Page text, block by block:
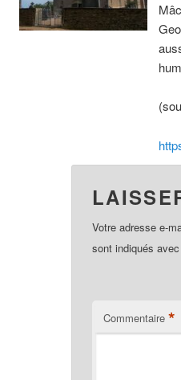
Votre adresse e-
sont indiqués avec
Commentaire *